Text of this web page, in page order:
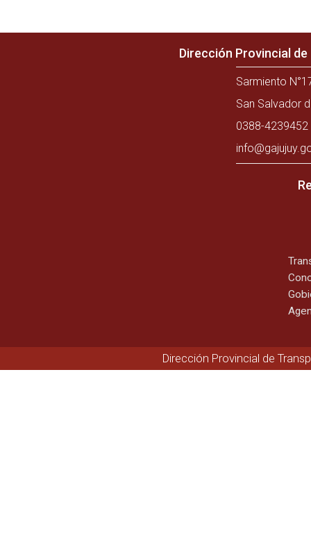
Dirección Provincial
Sarmiento
San Salvador
0388-
Dirección Provincial de